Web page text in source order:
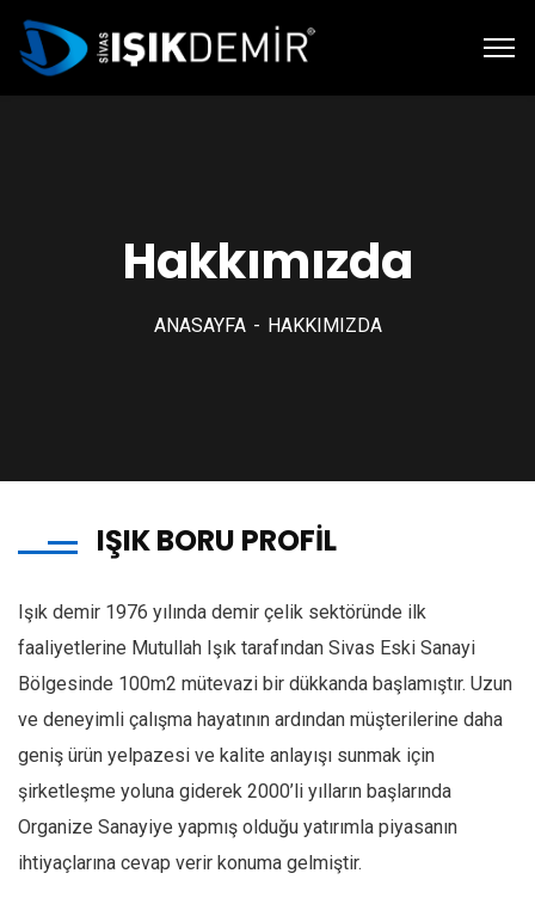
Hakkımızda
ANASAYFA HAKKIMIZDA
IŞIK BORU PROFİL
Işık demir 1976 yılında demir çelik sektöründe ilk
faaliyetlerine Mutullah Işık tarafından Sivas Eski Sanayi
Bölgesinde 100m2 mütevazi bir dükkanda başlamıştır. Uzun
ve deneyimli çalışma hayatının ardından müşterilerine daha
geniş ürün yelpazesi ve kalite anlayışı sunmak için
şirketleşme yoluna giderek 2000’li yılların başlarında
Organize Sanayiye yapmış olduğu yatırımla piyasanın
ihtiyaçlarına cevap verir konuma gelmiştir.